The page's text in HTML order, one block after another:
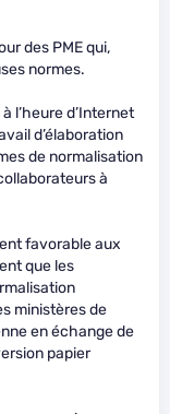
des PME qui,
normes.
l’heure d’Internet
d’élaboration
de normalisation
à
favorable aux
que les
ministères de
en échange de
papier